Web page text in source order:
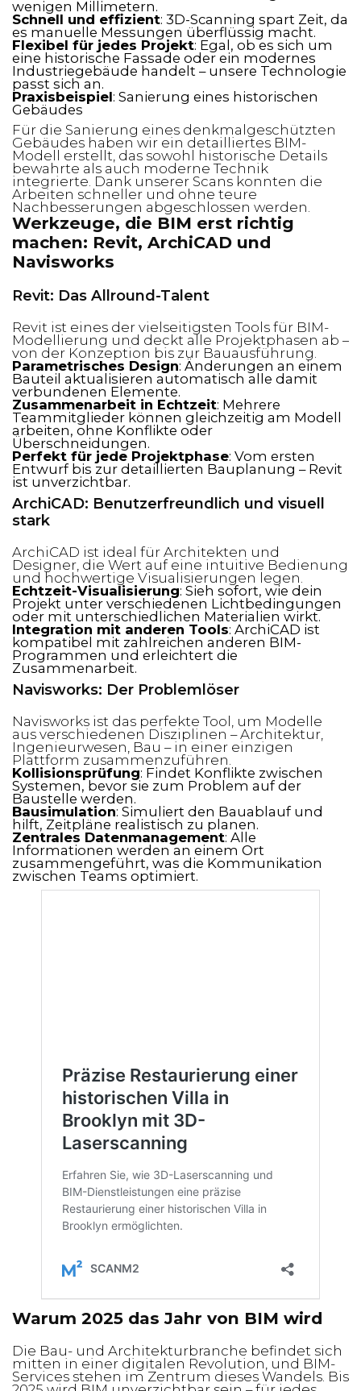
wenigen Millimetern.
Schnell und effizient: 3D-Scanning spart Zeit, da
es manuelle Messungen überflüssig macht.
Flexibel für jedes Projekt: Egal, ob es sich um
eine historische Fassade oder ein modernes
Industriegebäude handelt – unsere Technologie
passt sich an.
Praxisbeispiel: Sanierung eines historischen
Gebäudes
Für die Sanierung eines denkmalgeschützten
Gebäudes haben wir ein detailliertes BIM-
Modell erstellt, das sowohl historische Details
bewahrte als auch moderne Technik
integrierte. Dank unserer Scans konnten die
Arbeiten schneller und ohne teure
Nachbesserungen abgeschlossen werden.
Werkzeuge, die BIM erst richtig
machen: Revit, ArchiCAD und
Navisworks
Revit: Das Allround-Talent
Revit ist eines der vielseitigsten Tools für BIM-
Modellierung und deckt alle Projektphasen ab –
von der Konzeption bis zur Bauausführung.
Parametrisches Design: Änderungen an einem
Bauteil aktualisieren automatisch alle damit
verbundenen Elemente.
Zusammenarbeit in Echtzeit: Mehrere
Teammitglieder können gleichzeitig am Modell
arbeiten, ohne Konflikte oder
Überschneidungen.
Perfekt für jede Projektphase: Vom ersten
Entwurf bis zur detaillierten Bauplanung – Revit
ist unverzichtbar.
ArchiCAD: Benutzerfreundlich und visuell
stark
ArchiCAD ist ideal für Architekten und
Designer, die Wert auf eine intuitive Bedienung
und hochwertige Visualisierungen legen.
Echtzeit-Visualisierung: Sieh sofort, wie dein
Projekt unter verschiedenen Lichtbedingungen
oder mit unterschiedlichen Materialien wirkt.
Integration mit anderen Tools: ArchiCAD ist
kompatibel mit zahlreichen anderen BIM-
Programmen und erleichtert die
Zusammenarbeit.
Navisworks: Der Problemlöser
Navisworks ist das perfekte Tool, um Modelle
aus verschiedenen Disziplinen – Architektur,
Ingenieurwesen, Bau – in einer einzigen
Plattform zusammenzuführen.
Kollisionsprüfung: Findet Konflikte zwischen
Systemen, bevor sie zum Problem auf der
Baustelle werden.
Bausimulation: Simuliert den Bauablauf und
hilft, Zeitpläne realistisch zu planen.
Zentrales Datenmanagement: Alle
Informationen werden an einem Ort
zusammengeführt, was die Kommunikation
zwischen Teams optimiert.
Warum 2025 das Jahr von BIM wird
Die Bau- und Architekturbranche befindet sich
mitten in einer digitalen Revolution, und BIM-
Services stehen im Zentrum dieses Wandels. Bis